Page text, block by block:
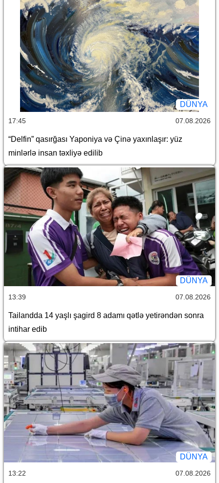
DÜNYA
17:45 07.08.2026
“Delfin” qasırğası Yaponiya və Çinə yaxınlaşır: yüz
minlərlə insan təxliyə edilib
DÜNYA
13:39 07.08.2026
Tailandda 14 yaşlı şagird 8 adamı qətlə yetirəndən sonra
intihar edib
DÜNYA
13:22 07.08.2026